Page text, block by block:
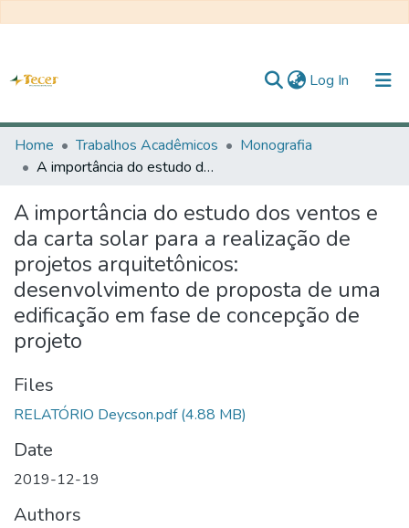
Log In (current)
Home
All of DSpace
Statistics
Statistics
About TECER
Home Trabalhos Acadêmicos
Monografia
A importância do estudo dos ventos e da carta solar para a realização de projetos arquitetônicos: desenvolvimento de proposta de uma edificação em fase de concepção de projeto
A importância do estudo dos ventos e
da carta solar para a realização de
projetos arquitetônicos:
desenvolvimento de proposta de uma
edificação em fase de concepção de
projeto
Files
RELATÓRIO Deycson.pdf(4.88 MB)
Date
2019-12-19
Authors